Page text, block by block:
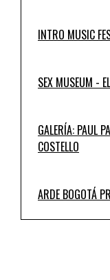
INTRO MUSIC
SEX MUSEUM -
GALERÍA: PAUL
COSTELLO
ARDE BOGOTÁ